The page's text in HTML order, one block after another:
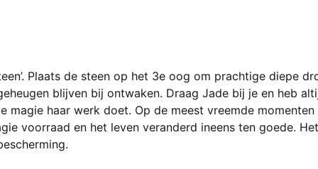
Plaats de steen op het 3e oog om prachtige diepe
blijven bij ontwaken. Draag Jade bij je en heb
magie haar werk doet. Op de meest vreemde
voorraad en het leven veranderd ineens ten goede.